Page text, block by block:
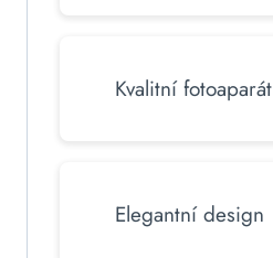
Kvalitní fotoaparát
Elegantní design